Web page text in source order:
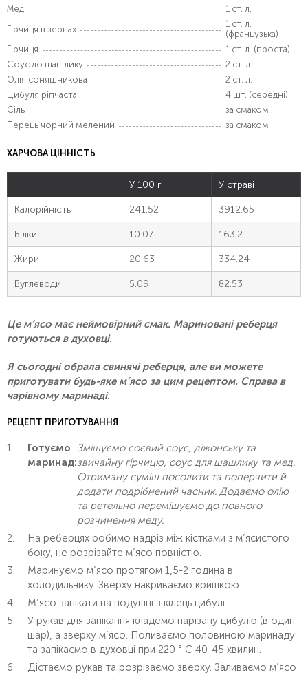
Мед
1 ст. л.
Гірчиця в зернах
1 ст. л.
(французька)
Гірчиця
1 ст. л. (проста)
Соус до шашлику
2 ст. л.
Олія соняшникова
2 ст. л.
Цибуля ріпчаста
4 шт. (середні)
Сіль
за смаком
Перець чорний мелений
за смаком
ХАРЧОВА ЦІННІСТЬ
У 100 г У страві
Калорійність 241.52 3912.65
Білки 10.07 163.2
Жири 20.63 334.24
Вуглеводи 5.09 82.53
Це м’ясо має неймовірний смак. Мариновані реберця
готуються в духовці.
Я сьогодні обрала свинячі реберця, але ви можете
приготувати будь-яке м’ясо за цим рецептом. Справа в
чарівному маринаді.
РЕЦЕПТ ПРИГОТУВАННЯ
Готуємо
маринад:
Змішуємо соєвий соус, діжонську та
звичайну гірчицю, соус для шашлику та мед.
Отриману суміш посолити та поперчити й
додати подрібнений часник. Додаємо олію
та ретельно перемішуємо до повного
розчинення меду.
На реберцях робимо надріз між кістками з м’ясистого
боку, не розрізайте м’ясо повністю.
Маринуємо м’ясо протягом 1,5-2 година в
холодильнику. Зверху накриваємо кришкою.
М’ясо запікати на подушці з кілець цибулі.
У рукав для запікання кладемо нарізану цибулю (в один
шар), а зверху м’ясо. Поливаємо половиною маринаду
та запікаємо в духовці при 220 ° C 40-45 хвилин.
Дістаємо рукав та розрізаємо зверху. Заливаємо м’ясо